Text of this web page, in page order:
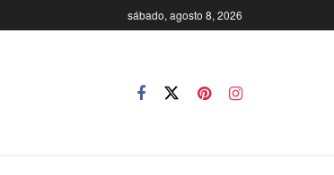
sábado, agosto 8, 2026